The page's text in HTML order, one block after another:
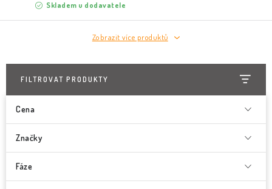
Skladem u dodavatele
Zobrazit více produktů
FILTROVAT PRODUKTY
Cena
Značky
Fáze